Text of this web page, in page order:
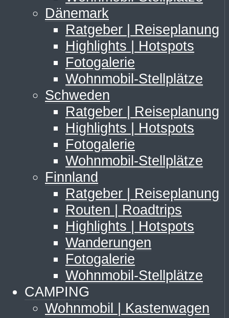
Dänemark
Ratgeber | Reiseplanung
Highlights | Hotspots
Fotogalerie
Wohnmobil-Stellplätze
Schweden
Ratgeber | Reiseplanung
Highlights | Hotspots
Fotogalerie
Wohnmobil-Stellplätze
Finnland
Ratgeber | Reiseplanung
Routen | Roadtrips
Highlights | Hotspots
Wanderungen
Fotogalerie
Wohnmobil-Stellplätze
CAMPING
Wohnmobil | Kastenwagen